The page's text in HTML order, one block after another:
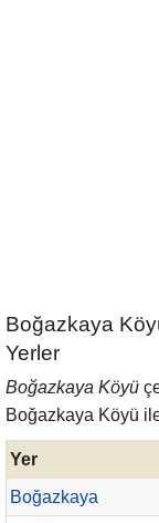
Boğazkaya
Yerler
Boğazkaya Köyü
Boğazkaya Köyü
Yer
Boğazkaya